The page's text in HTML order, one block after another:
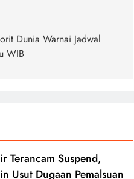
Dunia Warnai Jadwal
WIB
Terancam Suspend,
Usut Dugaan Pemalsuan